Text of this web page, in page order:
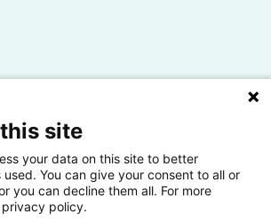
site
your data on this site to better
You can give your consent to all or
you can decline them all. For more
policy.